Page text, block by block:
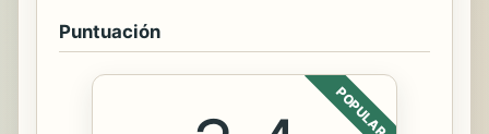
Puntuación
POPULAR